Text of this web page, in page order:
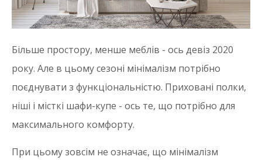
Більше простору, менше меблів - ось девіз 2020
року. Але в цьому сезоні мінімалізм потрібно
поєднувати з функціональністю. Приховані полки,
ніші і місткі шафи-купе - ось те, що потрібно для
максимального комфорту.
При цьому зовсім не означає, що мінімалізм